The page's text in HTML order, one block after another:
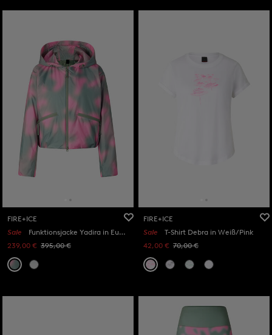
FIRE+ICE
Sale
Funktionsjacke Yadira in Eukalyptus/Pink
239,00 € 395,00 €
FIRE+ICE
Sale
T-Shirt Debra in Weiß/Pink
42,00 € 70,00 €